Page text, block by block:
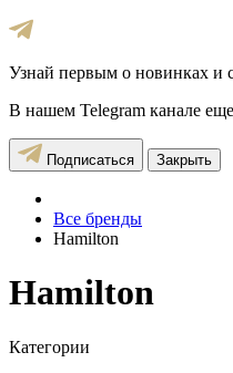
Узнай первым о новинках и
В нашем Telegram канале
Подписаться Закрыть
Все бренды
Hamilton
Hamilton
Категории